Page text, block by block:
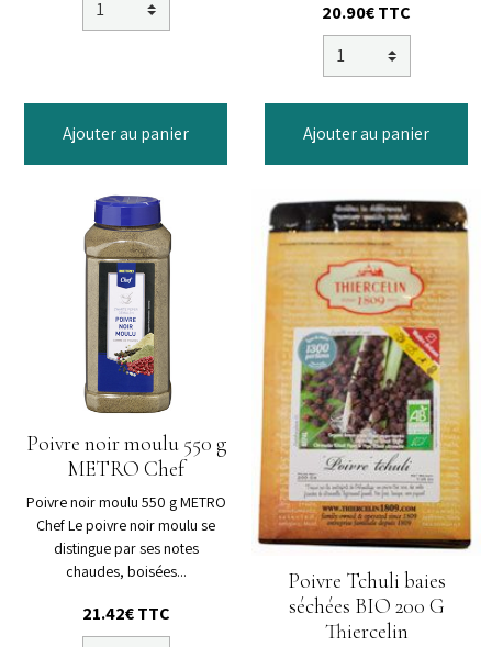
Ajouter au panier
20.90€TTC
Ajouter au panier
Poivre noir moulu 550 g
METRO Chef
Poivre noir moulu 550 g METRO
Chef Le poivre noir moulu se
distingue par ses notes
chaudes, boisées...
21.42€TTC
Poivre Tchuli baies
séchées BIO 200 G
Thiercelin